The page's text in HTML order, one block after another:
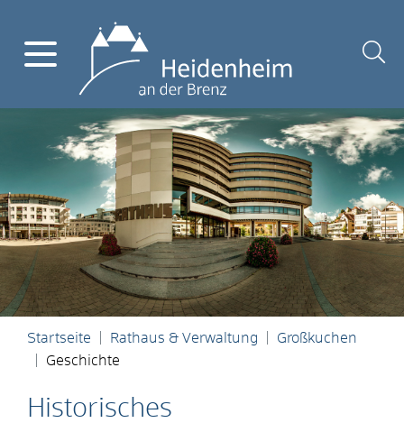
Startseite Rathaus & Verwaltung
Großkuchen
Geschichte
Historisches